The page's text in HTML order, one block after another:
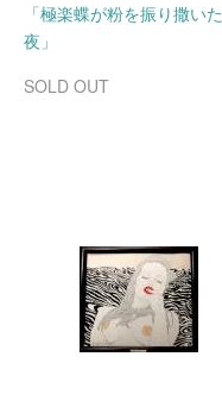
「極楽蝶が粉を振り撒いた
夜」
SOLD OUT